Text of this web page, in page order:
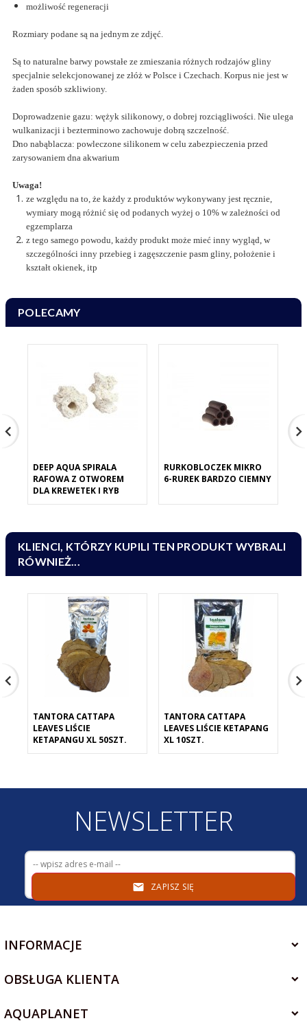
możliwość regeneracji
Rozmiary podane są na jednym ze zdjęć.
Są to naturalne barwy powstałe ze zmieszania różnych rodzajów gliny
specjalnie selekcjonowanej ze złóż w Polsce i Czechach. Korpus nie jest w
żaden sposób szkliwiony.
Doprowadzenie gazu: wężyk silikonowy, o dobrej rozciągliwości. Nie ulega
wulkanizacji i bezterminowo zachowuje dobrą szczelność.
Dno nabąblacza: powleczone silikonem w celu zabezpieczenia przed
zarysowaniem dna akwarium
Uwaga!
ze względu na to, że każdy z produktów wykonywany jest ręcznie,
wymiary mogą różnić się od podanych wyżej o 10% w zależności od
egzemplarza
z tego samego powodu, każdy produkt może mieć inny wygląd, w
szczególności inny przebieg i zagęszczenie pasm gliny, położenie i
kształt okienek, itp
POLECAMY
DEEP AQUA SPIRALA
RAFOWA Z OTWOREM
DLA KREWETEK I RYB
RURKOBLOCZEK MIKRO
6-RUREK BARDZO CIEMNY
KLIENCI, KTÓRZY KUPILI TEN PRODUKT WYBRALI
RÓWNIEŻ...
TANTORA CATTAPA
LEAVES LIŚCIE
KETAPANGU XL 50SZT.
TANTORA CATTAPA
LEAVES LIŚCIE KETAPANG
XL 10SZT.
NEWSLETTER
ZAPISZ SIĘ
INFORMACJE
OBSŁUGA KLIENTA
AQUAPLANET